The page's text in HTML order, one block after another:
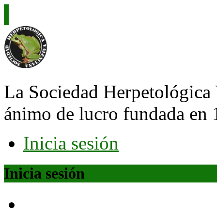
La Sociedad Herpetológica
ánimo de lucro fundada en
Inicia sesión
Inicia sesión